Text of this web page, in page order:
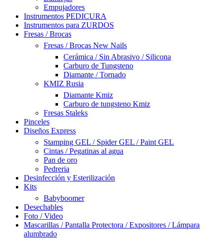
Empujadores
Instrumentos PEDICURA
Instrumentos para ZURDOS
Fresas / Brocas
Fresas / Brocas New Nails
Cerámica / Sin Abrasivo / Silicona
Carburo de Tungsteno
Diamante / Tornado
KMIZ Rusia
Diamante Kmiz
Carburo de tungsteno Kmiz
Fresas Staleks
Pinceles
Diseños Express
Stamping GEL / Spider GEL / Paint GEL
Cintas / Pegatinas al agua
Pan de oro
Pedreria
Desinfección y Esterilización
Kits
Babyboomer
Desechables
Foto / Video
Mascarillas / Pantalla Protectora / Expositores / Lámpara
alumbrado